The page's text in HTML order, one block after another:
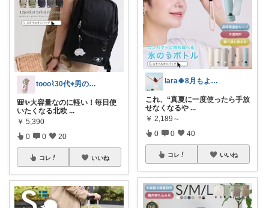
tooo⌇30代⌖男の子のママ👦🏻
🎒✨大容量なのに軽い！毎日使
いたくなる北欧 ...
￥ 5,390
0 0 20
コレ いいね
lara🍀8月もよろしく😊✨
これ、“真夏に一度使ったら手放
せなくなるや ...
￥ 2,189～
0 0 40
コレ いいね